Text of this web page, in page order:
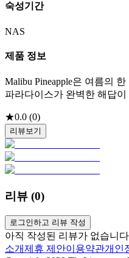
숙성기간
NAS
제품 정보
Malibu Pineapple은 여름의
파라다이스가 완벽한 해답이
★0.0 (0)
리뷰보기
리뷰 (0)
로그인하고 리뷰 작성
아직 작성된 리뷰가 없습니
소개제휴 제안이용약관개인